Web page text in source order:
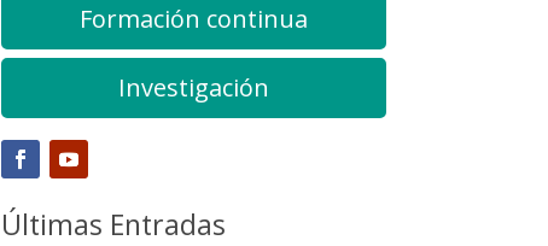
Formación continua
Investigación
Últimas Entradas